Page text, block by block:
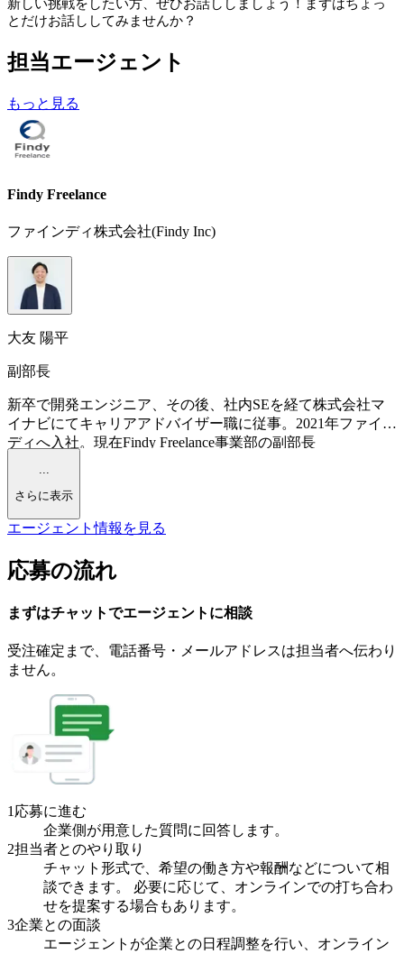
新しい挑戦をしたい方、ぜひお話ししましょう！まずはちょっ
とだけお話ししてみませんか？
担当エージェント
もっと見る
Findy Freelance
ファインディ株式会社(Findy Inc)
大友 陽平
副部長
新卒で開発エンジニア、その後、社内SEを経て株式会社マ
イナビにてキャリアアドバイザー職に従事。2021年ファイン
ディへ入社。現在Findy Freelance事業部の副部長
...
さらに表示
エージェント情報を見る
応募の流れ
まずはチャットでエージェント に相談
受注確定まで、 電話番号・メールアドレスは担当者へ伝わり
ません。
1 応募に進む
企業側が用意した質問に回答します。
2担当者とのやり取り
チャット形式で、希望の働き方や報酬などについて相
談できます。 必要に応じて、オンラインでの打ち合わ
せを提案する場合もあります。
3企業との面談
エージェントが企業との日程調整を行い、オンライン